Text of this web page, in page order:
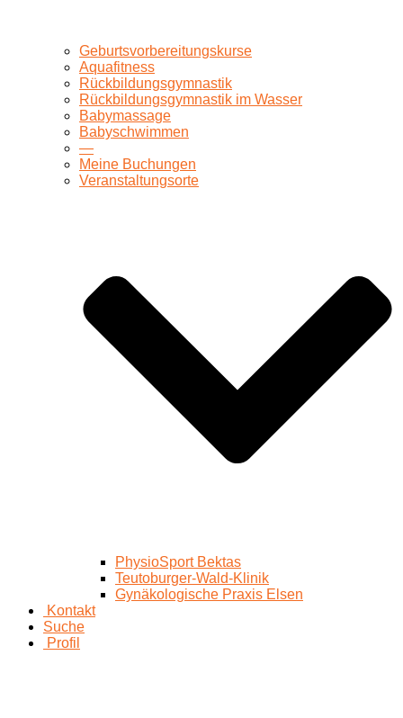
Geburtsvorbereitungskurse
Aquafitness
Rückbildungsgymnastik
Rückbildungsgymnastik im Wasser
Babymassage
Babyschwimmen
—
Meine Buchungen
Veranstaltungsorte
PhysioSport Bektas
Teutoburger-Wald-Klinik
Gynäkologische Praxis Elsen
Kontakt
Suche
Profil